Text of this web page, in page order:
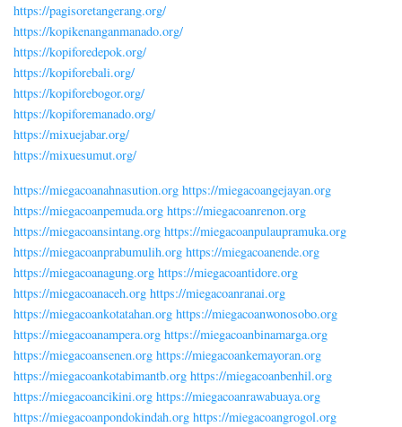
https://pagisoretangerang.org/
https://kopikenanganmanado.org/
https://kopiforedepok.org/
https://kopiforebali.org/
https://kopiforebogor.org/
https://kopiforemanado.org/
https://mixuejabar.org/
https://mixuesumut.org/
https://miegacoanahnasution.org https://miegacoangejayan.org
https://miegacoanpemuda.org https://miegacoanrenon.org
https://miegacoansintang.org https://miegacoanpulaupramuka.org
https://miegacoanprabumulih.org https://miegacoanende.org
https://miegacoanagung.org https://miegacoantidore.org
https://miegacoanaceh.org https://miegacoanranai.org
https://miegacoankotatahan.org https://miegacoanwonosobo.org
https://miegacoanampera.org https://miegacoanbinamarga.org
https://miegacoansenen.org https://miegacoankemayoran.org
https://miegacoankotabimantb.org https://miegacoanbenhil.org
https://miegacoancikini.org https://miegacoanrawabuaya.org
https://miegacoanpondokindah.org https://miegacoangrogol.org